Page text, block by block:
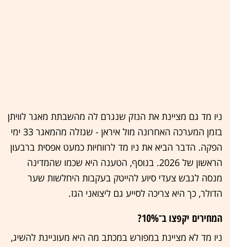
ניו מד גם מציינת את הנזק שנגרם לה מהשבתת מאגר לוויתן
בזמן המערכה האחרונה מול איראן - שגזלה מהמאגר 33 ימי
הפקה. הדבר הביא את ניו מד לרווחיות כמעט אפסית ברבעון
הראשון של 2026. בנוסף, הטענה היא שכמו שהמדינה
מנסה לגבש צעדי סיוע להייטק בעקבות היחלשות שער
הדולר, כך היא צריכה לסייע גם ליצואני הגז.
המחירים יקפצו ב־10%?
ניו מד לא מציינת במפורש במכתב מה היא מעוניינת להשיג,